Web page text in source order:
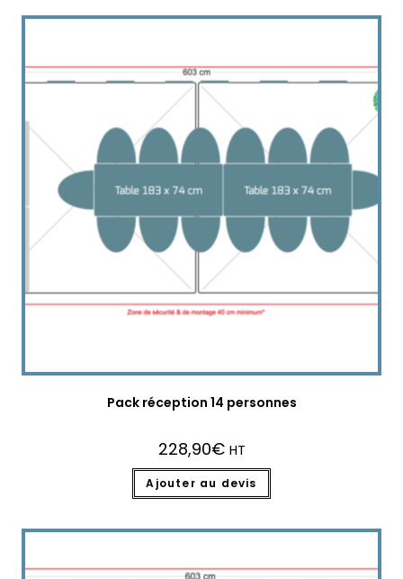
Pack réception 14 personnes
228,90€ HT
Ajouter au devis